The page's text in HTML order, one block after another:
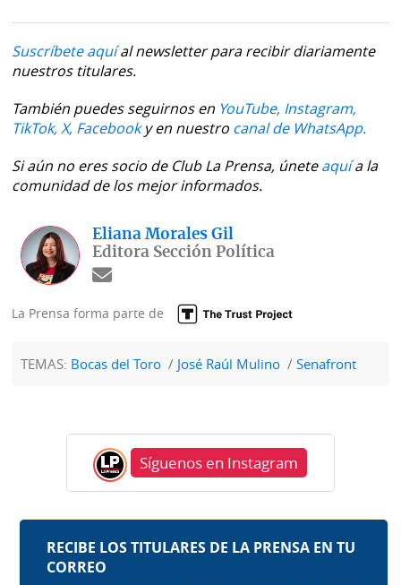
Suscríbete aquíal newsletter para recibir diariamente
nuestros titulares.
También puedes seguirnos en YouTube, Instagram,
TikTok, X, Facebooky en nuestro canal de WhatsApp.
Si aún no eres socio de Club La Prensa, úneteaquía la
comunidad de los mejor informados.
Eliana Morales Gil
Editora Sección Política
La Prensa forma parte de
TEMAS: Bocas del Toro José Raúl Mulino Senafront
Síguenos en Instagram